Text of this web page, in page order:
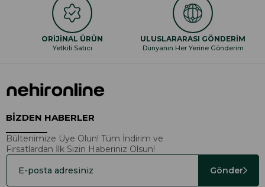
ORİJİNAL ÜRÜN
Yetkili Satıcı
ULUSLARARASI GÖNDERİM
Dünyanın Her Yerine Gönderim
BİZDEN HABERLER
Bültenimize Üye Olun! Tüm İndirim ve
Fırsatlardan İlk Sizin Haberiniz Olsun!
Gönder